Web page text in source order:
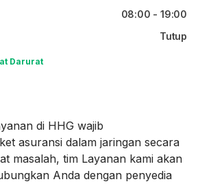
08:00 - 19:00
Tutup
Darurat
di HHG wajib
asuransi dalam jaringan secara
masalah, tim Layanan kami akan
Anda dengan penyedia